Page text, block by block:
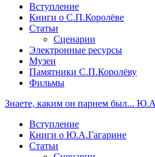
Вступление
Книги о С.П.Королёве
Статьи
Сценарии
Электронные ресурсы
Музеи
Памятники С.П.Королёву
Фильмы
Знаете, каким он парнем был...
Вступление
Книги о Ю.А.Гагарине
Статьи